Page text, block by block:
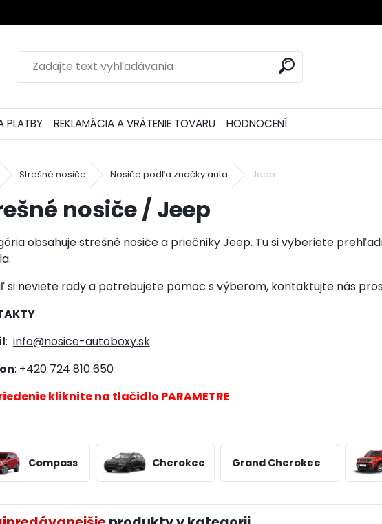
PLATBY REKLAMÁCIA A VRÁTENIE TOVARU HODNOCENÍ
Strešné nosiče Nosiče podľa značky auta Jeep
nosiče / Jeep
obsahuje strešné nosiče a priečniky Jeep. Tu si vyberiete
si neviete rady a potrebujete pomoc s výberom, kontaktujte nás
: info@nosice-autoboxy.sk
: +420 724 810 650
kliknite na tlačidlo PARAMETRE
Compass Cherokee Grand Cherokee